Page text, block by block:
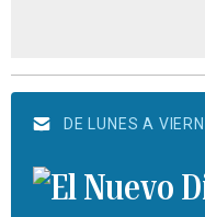
DE LUNES A